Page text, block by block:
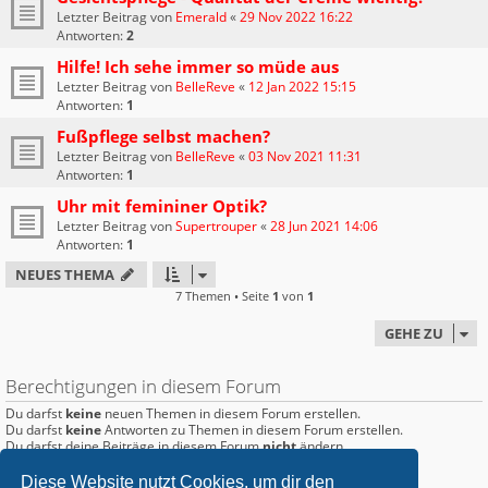
Diese Website nutzt Cookies, um dir den
Letzter Beitrag von Emerald«29 Nov 2022 16:22
Antworten:2
Hilfe! Ich sehe immer so müde aus
Letzter Beitrag von BelleReve « 12 Jan 2022 15:15
Antworten: 1
Fußpflege selbst machen?
Letzter Beitrag von BelleReve «03 Nov 2021 11:31
Antworten: 1
Uhr mit femininer Optik?
Letzter Beitrag vonSupertrouper«28 Jun 2021 14:06
Antworten: 1
NEUES THEMA
7 Themen • Seite 1 von 1
GEHE ZU
Berechtigungen in diesem Forum
Du darfst keine neuen Themen in diesem Forum erstellen.
Du darfst keineAntworten zu Themen in diesem Forum erstellen.
Du darfst deine Beiträge in diesem Forumnichtändern.
Du darfstkeineDateianhänge in diesem Forum erstellen.